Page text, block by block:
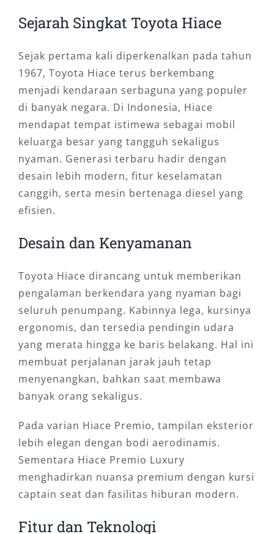
Sejarah Singkat Toyota Hiace
Sejak pertama kali diperkenalkan pada tahun
1967, Toyota Hiace terus berkembang
menjadi kendaraan serbaguna yang populer
di banyak negara. Di Indonesia, Hiace
mendapat tempat istimewa sebagai mobil
keluarga besar yang tangguh sekaligus
nyaman. Generasi terbaru hadir dengan
desain lebih modern, fitur keselamatan
canggih, serta mesin bertenaga diesel yang
efisien.
Desain dan Kenyamanan
Toyota Hiace dirancang untuk memberikan
pengalaman berkendara yang nyaman bagi
seluruh penumpang. Kabinnya lega, kursinya
ergonomis, dan tersedia pendingin udara
yang merata hingga ke baris belakang. Hal ini
membuat perjalanan jarak jauh tetap
menyenangkan, bahkan saat membawa
banyak orang sekaligus.
Pada varian Hiace Premio, tampilan eksterior
lebih elegan dengan bodi aerodinamis.
Sementara Hiace Premio Luxury
menghadirkan nuansa premium dengan kursi
captain seat dan fasilitas hiburan modern.
Fitur dan Teknologi